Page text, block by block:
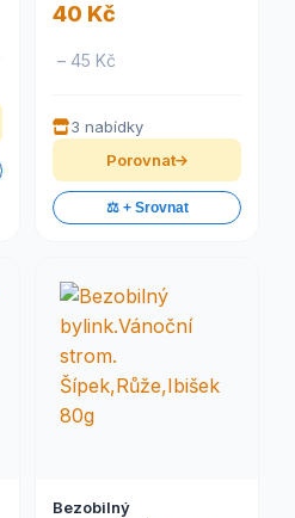
40 Kč
– 45 Kč
3 nabídky
Porovnat
⚖️ + Srovnat
Bezobilný